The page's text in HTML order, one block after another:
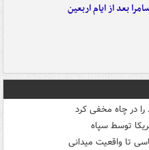
بعد از ایام اربعین
در چاه مخفی کرد
توسط سپاه
تا واقعیت میدانی